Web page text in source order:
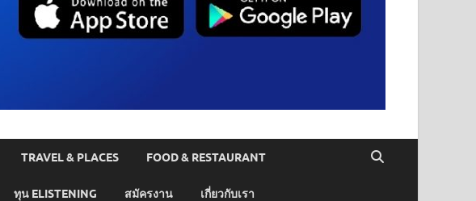
TRAVEL & PLACES FOOD & RESTAURANT
ทุน ELISTENING สมัครงาน เกี่ยวกับเรา